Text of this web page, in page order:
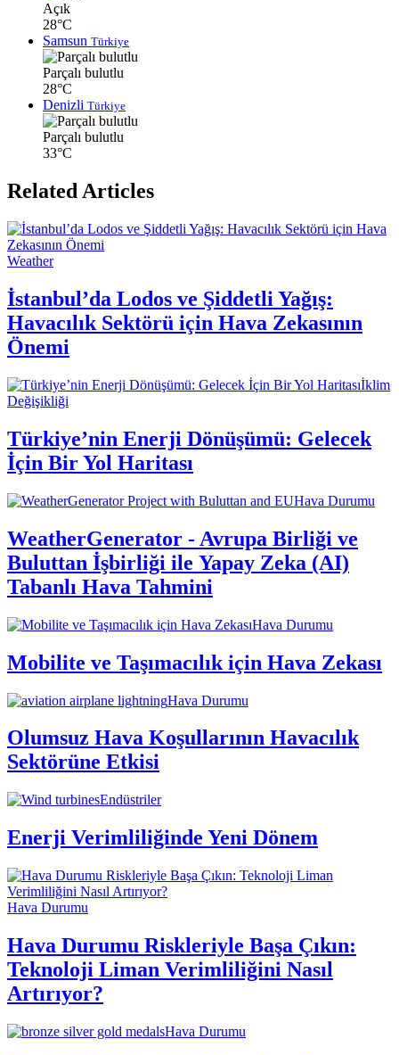
Açık
28°C
Samsun Türkiye
Parçalı bulutlu
28°C
Denizli Türkiye
Parçalı bulutlu
33°C
Related Articles
Weather
İstanbul’da Lodos ve Şiddetli Yağış:
Havacılık Sektörü için Hava Zekasının
Önemi
İklim
Değişikliği
Türkiye’nin Enerji Dönüşümü: Gelecek
İçin Bir Yol Haritası
Hava Durumu
WeatherGenerator - Avrupa Birliği ve
Buluttan İşbirliği ile Yapay Zeka (AI)
Tabanlı Hava Tahmini
Hava Durumu
Mobilite ve Taşımacılık için Hava Zekası
Hava Durumu
Olumsuz Hava Koşullarının Havacılık
Sektörüne Etkisi
Endüstriler
Enerji Verimliliğinde Yeni Dönem
Hava Durumu
Hava Durumu Riskleriyle Başa Çıkın:
Teknoloji Liman Verimliliğini Nasıl
Artırıyor?
Hava Durumu